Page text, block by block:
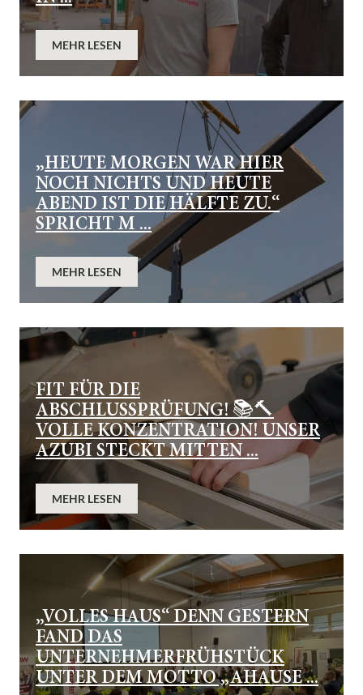
MEHR LESEN
„HEUTE MORGEN WAR HIER
NOCH NICHTS UND HEUTE
ABEND IST DIE HÄLFTE ZU.“
SPRICHT M ...
MEHR LESEN
FIT FÜR DIE
ABSCHLUSSPRÜFUNG! 📚🔨
VOLLE KONZENTRATION! UNSER
AZUBI STECKT MITTEN ...
MEHR LESEN
„VOLLES HAUS“ DENN GESTERN
FAND DAS
UNTERNEHMERFRÜHSTÜCK
UNTER DEM MOTTO „AHAUSE ...